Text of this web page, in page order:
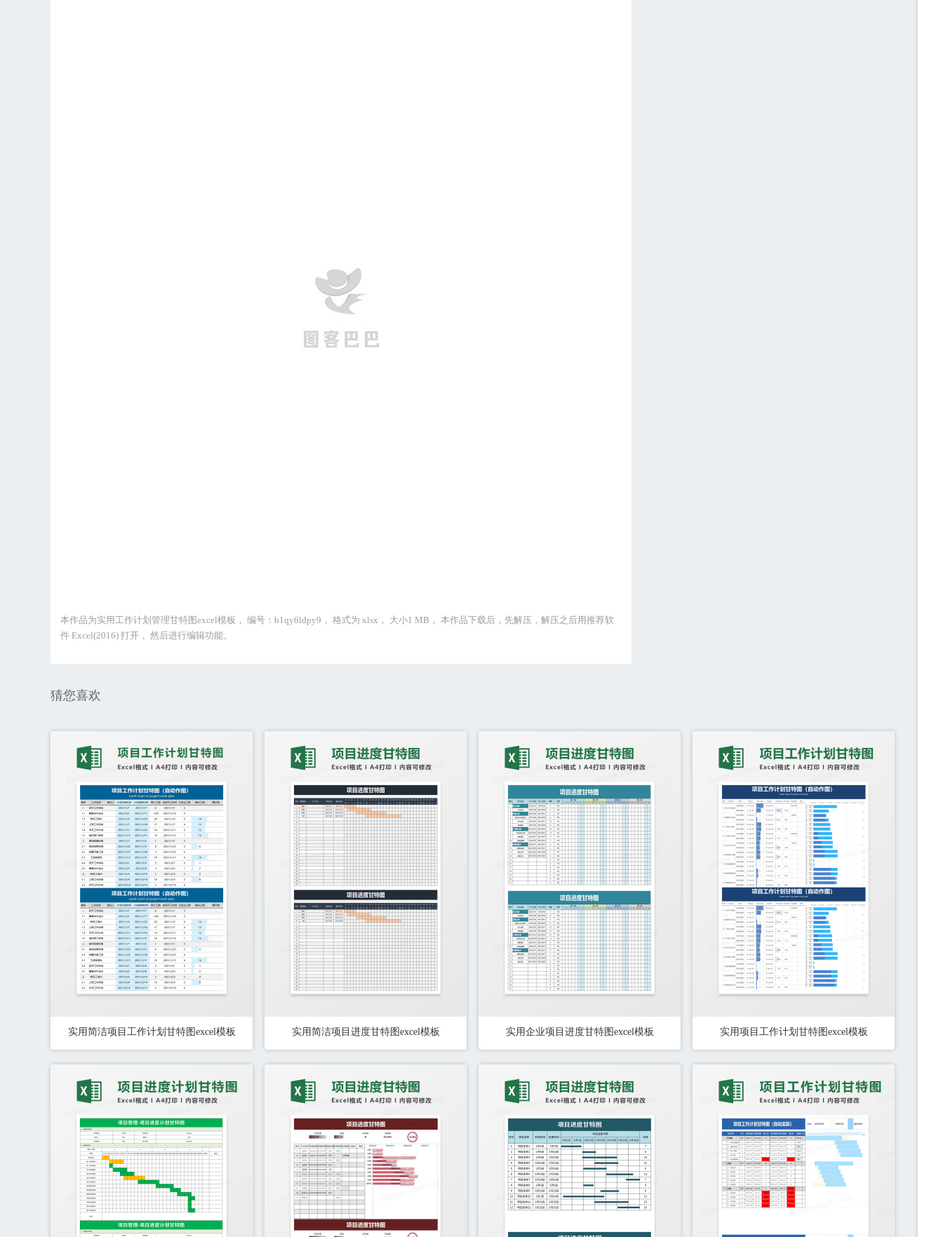
本作品为实用工作计划管理甘特图excel模板， 编号：b1qy6ldpy9， 格式为 xlsx， 大小1 MB， 本作品下载后，先解压，解压之后用推荐软
件 Excel(2016) 打开， 然后进行编辑功能。
猜您喜欢
实用简洁项目工作计划甘特图excel模板 实用简洁项目进度甘特图excel模板 实用企业项目进度甘特图excel模板 实用项目工作计划甘特图excel模板